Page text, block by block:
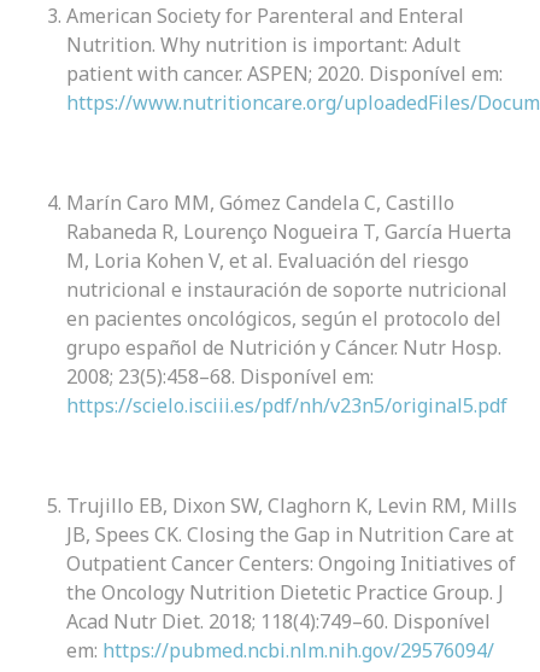
American Society for Parenteral and Enteral
Nutrition. Why nutrition is important: Adult
patient with cancer. ASPEN; 2020. Disponível em:
https://www.nutritioncare.org/uploadedFiles/
Marín Caro MM, Gómez Candela C, Castillo
Rabaneda R, Lourenço Nogueira T, García Huerta
M, Loria Kohen V, et al. Evaluación del riesgo
nutricional e instauración de soporte nutricional
en pacientes oncológicos, según el protocolo del
grupo español de Nutrición y Cáncer. Nutr Hosp.
2008; 23(5):458–68. Disponível em:
https://scielo.isciii.es/pdf/nh/v23n5/original5.pdf
Trujillo EB, Dixon SW, Claghorn K, Levin RM, Mills
JB, Spees CK. Closing the Gap in Nutrition Care at
Outpatient Cancer Centers: Ongoing Initiatives of
the Oncology Nutrition Dietetic Practice Group. J
Acad Nutr Diet. 2018; 118(4):749–60. Disponível
em: https://pubmed.ncbi.nlm.nih.gov/29576094/